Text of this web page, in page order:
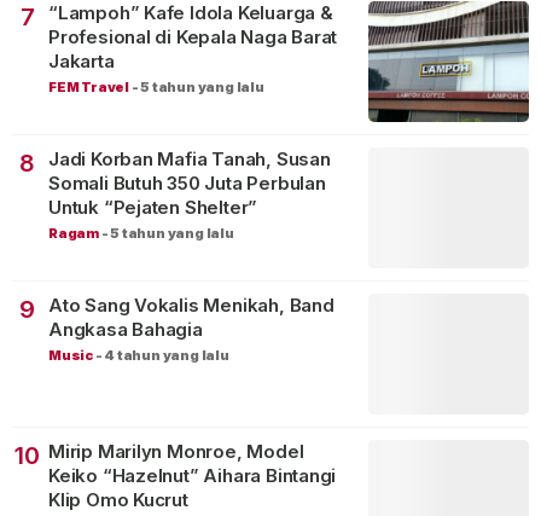
7
“Lampoh” Kafe Idola Keluarga &
Profesional di Kepala Naga Barat
Jakarta
FEM Travel -5 tahun yang lalu
8
Jadi Korban Mafia Tanah, Susan
Somali Butuh 350 Juta Perbulan
Untuk “Pejaten Shelter”
Ragam -5 tahun yang lalu
9
Ato Sang Vokalis Menikah, Band
Angkasa Bahagia
Music - 4 tahun yang lalu
10 Mirip Marilyn Monroe, Model
Keiko “Hazelnut” Aihara Bintangi
Klip Omo Kucrut